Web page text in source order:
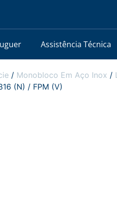
Assistência Técnica
/ Monobloco Em Aço Inox /
(N) / FPM (V)